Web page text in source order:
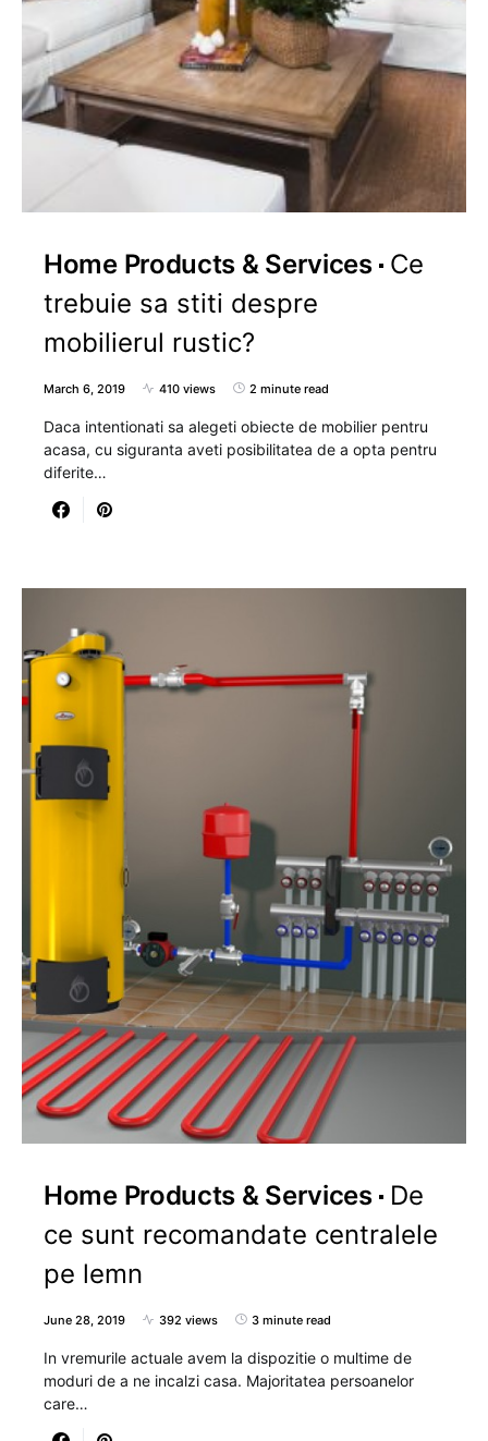
Home Products & Services Ce
trebuie sa stiti despre
mobilierul rustic?
March 6, 2019 410 views 2 minute read
Daca intentionati sa alegeti obiecte de mobilier pentru
acasa, cu siguranta aveti posibilitatea de a opta pentru
diferite…
Home Products & Services
De
ce sunt recomandate centralele
pe lemn
June 28, 2019 392 views 3 minute read
In vremurile actuale avem la dispozitie o multime de
moduri de a ne incalzi casa. Majoritatea persoanelor
care…